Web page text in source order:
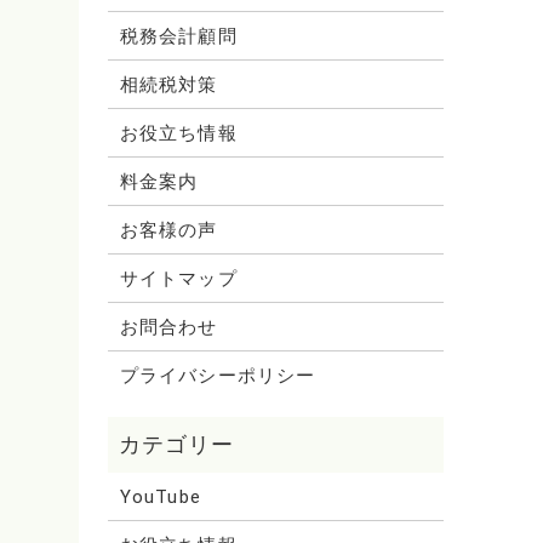
税務会計顧問
相続税対策
お役立ち情報
料金案内
お客様の声
サイトマップ
お問合わせ
プライバシーポリシー
YouTube